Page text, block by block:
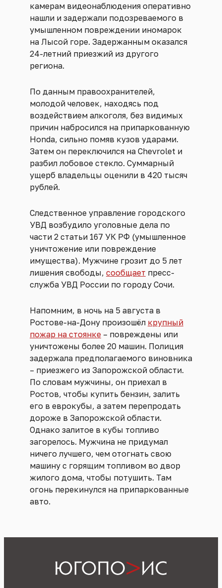
камерам видеонаблюдения оперативно
нашли и задержали подозреваемого в
умышленном повреждении иномарок
на Лысой горе. Задержанным оказался
24-летний приезжий из другого
региона.
По данным правоохранителей,
молодой человек, находясь под
воздействием алкоголя, без видимых
причин набросился на припаркованную
Honda, сильно помяв кузов ударами.
Затем он переключился на Chevrolet и
разбил лобовое стекло. Суммарный
ущерб владельцы оценили в 420 тысяч
рублей.
Следственное управление городского
УВД возбудило уголовные дела по
части 2 статьи 167 УК РФ (умышленное
уничтожение или повреждение
имущества). Мужчине грозит до 5 лет
лишения свободы, сообщает пресс-
служба УВД России по городу Сочи.
Напомним, в ночь на 5 августа в
Ростове-на-Дону произошёл крупный
пожар на стоянке – повреждены или
уничтожены более 20 машин. Полиция
задержала предполагаемого виновника
– приезжего из Запорожской области.
По словам мужчины, он приехал в
Ростов, чтобы купить бензин, залить
его в еврокубы, а затем перепродать
дороже в Запорожской области.
Однако залитое в кубы топливо
загорелось. Мужчина не придумал
ничего лучшего, чем отогнать свою
машину с горящим топливом во двор
жилого дома, чтобы потушить. Там
огонь перекинулся на припаркованные
авто.